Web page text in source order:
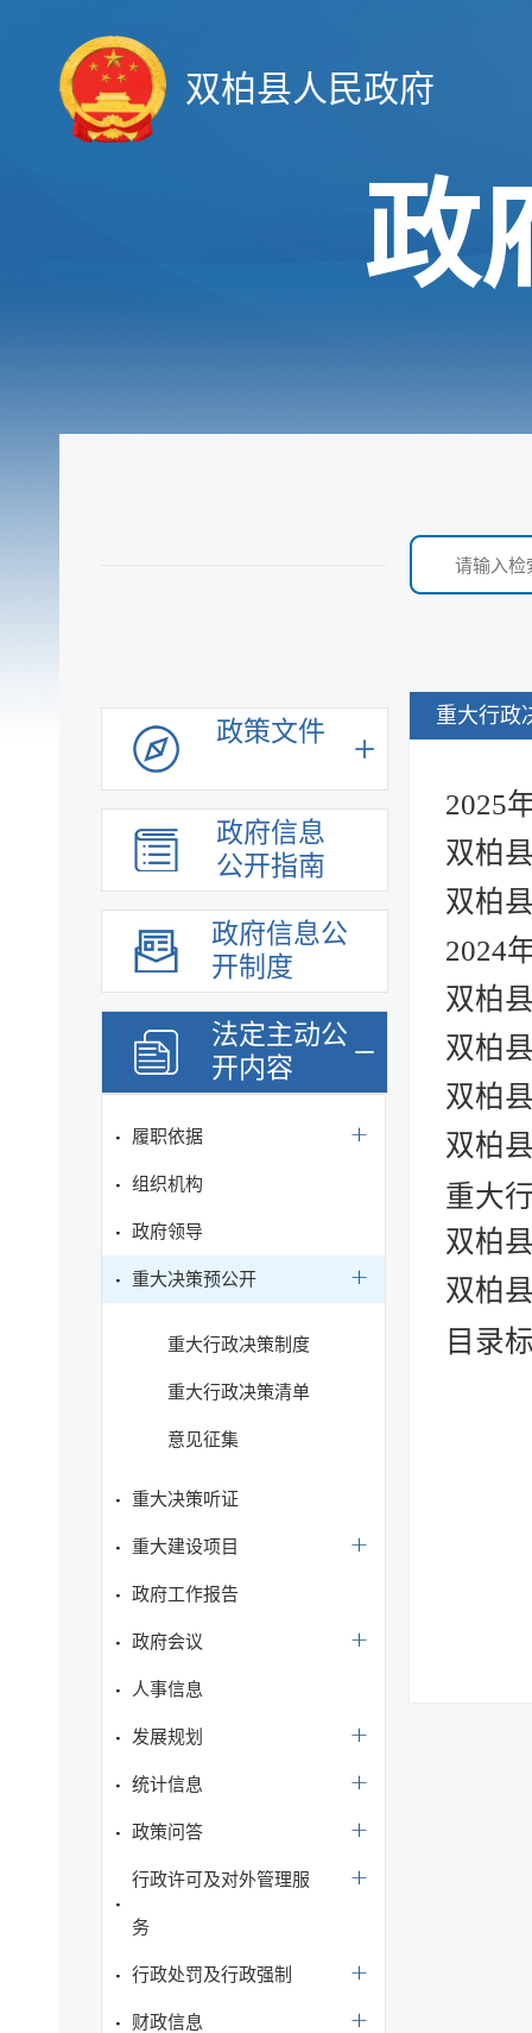
双柏县人民政府
政
政策文件
政府信息
公开指南
政府信息公
开制度
法定主动公
开内容
履职依据
组织机构
政府领导
重大决策预公开
重大行政决策制度
重大行政决策清单
意见征集
重大决策听证
重大建设项目
政府工作报告
政府会议
人事信息
发展规划
统计信息
政策问答
行政许可及对外管理服
务
行政处罚及行政强制
财政信息
重大行政
2025
双柏
双柏
2024
双柏
双柏
双柏
双柏
重大
双柏
双柏
目录